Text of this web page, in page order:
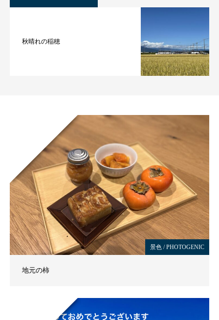
秋晴れの稲穂
景色 / PHOTOGENIC
地元の柿